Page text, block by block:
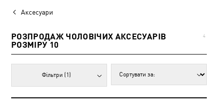
Аксесуари
РОЗПРОДАЖ ЧОЛОВІЧИХ АКСЕСУАРІВ
РОЗМІРУ 10
4
Фільтри (1)